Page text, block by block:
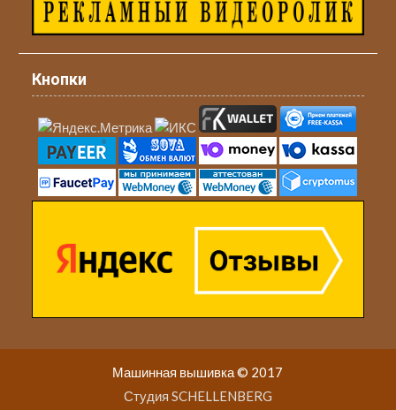
Кнопки
Машинная вышивка © 2017
Студия SCHELLENBERG